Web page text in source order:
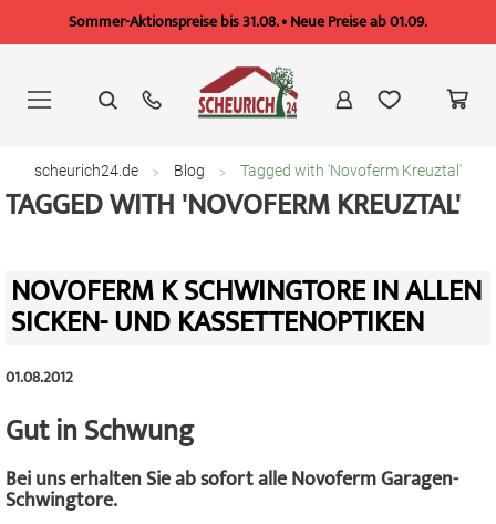
Sommer-Aktionspreise bis 31.08. • Neue Preise ab 01.09.
springen
scheurich24.de Blog Tagged with 'Novoferm Kreuztal'
TAGGED WITH 'NOVOFERM KREUZTAL'
NOVOFERM K SCHWINGTORE IN ALLEN
SICKEN- UND KASSETTENOPTIKEN
01.08.2012
Gut in Schwung
Bei uns erhalten Sie ab sofort alle Novoferm Garagen-
Schwingtore.